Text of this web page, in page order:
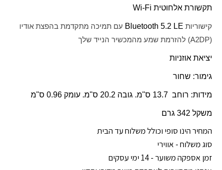
תקשורת אלחוטית Wi-Fi
קישוריות Bluetooth 5.2 LE עם תמיכה מתקדמת בהפצת אודיו
(
A2DP) להזרמת שמע מהמכשיר הנייד שלך
יציאת אוזניות
גימור: שחור
מידות: רוחב 13.7 ס"מ. גובה 20.2 ס"מ. עומק 0.96 ס"מ
משקל 342 גרם
המחיר הינו סופי וכולל משלוח עד הבית
סוג משלוח - אווירי
זמן אספקה משוער - 14 ימי עסקים